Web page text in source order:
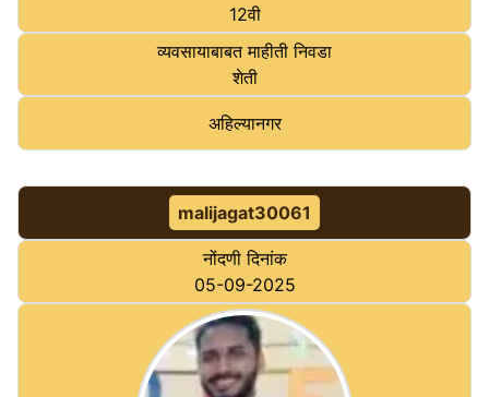
12वी
व्यवसायाबाबत माहीती निवडा
शेती
अहि‍ल्‍यानगर
malijagat30061
नोंदणी दिनांक
05-09-2025